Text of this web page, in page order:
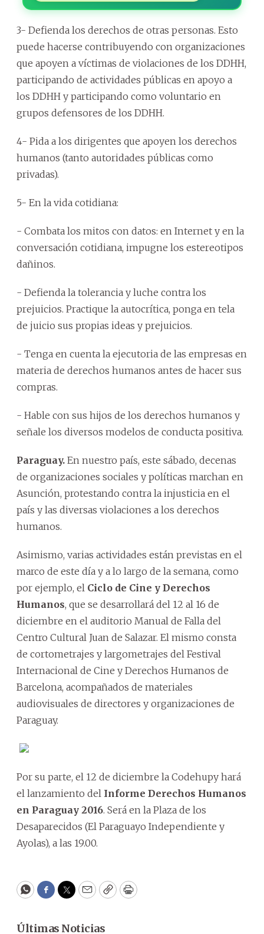
3- Defienda los derechos de otras personas. Esto
puede hacerse contribuyendo con organizaciones
que apoyen a víctimas de violaciones de los DDHH,
participando de actividades públicas en apoyo a
los DDHH y participando como voluntario en
grupos defensores de los DDHH.
4- Pida a los dirigentes que apoyen los derechos
humanos (tanto autoridades públicas como
privadas).
5- En la vida cotidiana:
- Combata los mitos con datos: en Internet y en la
conversación cotidiana, impugne los estereotipos
dañinos.
- Defienda la tolerancia y luche contra los
prejuicios. Practique la autocrítica, ponga en tela
de juicio sus propias ideas y prejuicios.
- Tenga en cuenta la ejecutoria de las empresas en
materia de derechos humanos antes de hacer sus
compras.
- Hable con sus hijos de los derechos humanos y
señale los diversos modelos de conducta positiva.
Paraguay. En nuestro país, este sábado, decenas
de organizaciones sociales y políticas marchan en
Asunción, protestando contra la injusticia en el
país y las diversas violaciones a los derechos
humanos.
Asimismo, varias actividades están previstas en el
marco de este día y a lo largo de la semana, como
por ejemplo, el Ciclo de Cine y Derechos
Humanos, que se desarrollará del 12 al 16 de
diciembre en el auditorio Manual de Falla del
Centro Cultural Juan de Salazar. El mismo consta
de cortometrajes y largometrajes del Festival
Internacional de Cine y Derechos Humanos de
Barcelona, acompañados de materiales
audiovisuales de directores y organizaciones de
Paraguay.
Por su parte, el 12 de diciembre la Codehupy hará
el lanzamiento del Informe Derechos Humanos
en Paraguay 2016. Será en la Plaza de los
Desaparecidos (El Paraguayo Independiente y
Ayolas), a las 19.00.
WhatsApp
Facebook
Twitter
EmailCopyPrint
Últimas Noticias